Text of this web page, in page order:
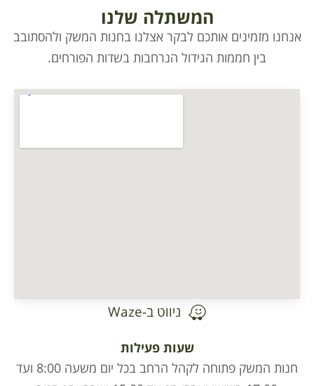
המשתלה שלנו
אנחנו מזמינים אותכם לבקר אצלנו בחנות המשק ולהסתובב
בין חממות הגידול הנרחבות בשדות הפורחים.
ניווט ב-Waze
שעות פעילות
חנות המשק פתוחה לקהל הרחב בכל יום משעה 8:00 ועד